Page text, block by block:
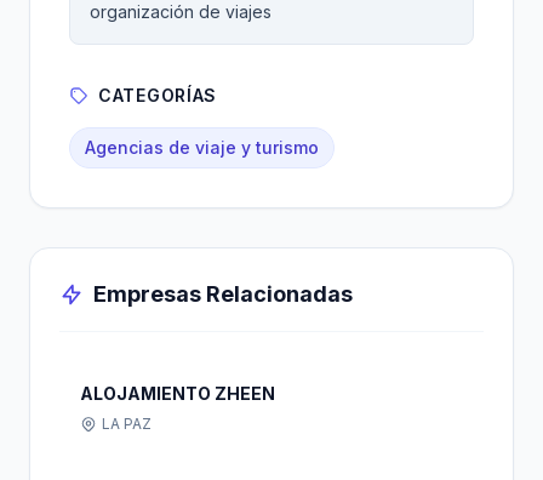
organización de viajes
CATEGORÍAS
Agencias de viaje y turismo
Empresas Relacionadas
ALOJAMIENTO ZHEEN
LA PAZ